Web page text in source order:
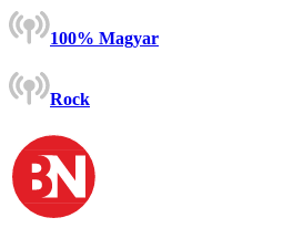
100% Magyar
Rock